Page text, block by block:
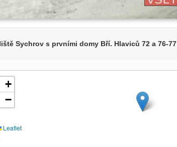
Sychrov s prvními domy Bří. Hlaviců 72 a 76-77
+
−
Leaflet